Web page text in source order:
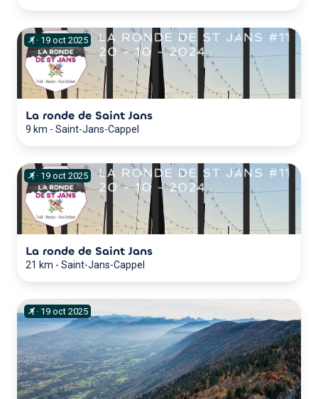
· 19 oct 2025
La ronde de Saint Jans
9 km - Saint-Jans-Cappel
· 19 oct 2025
La ronde de Saint Jans
21 km - Saint-Jans-Cappel
· 19 oct 2025